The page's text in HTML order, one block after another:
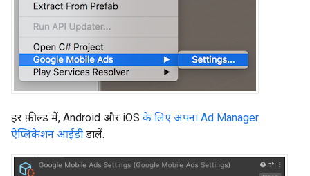
हर फ़ील्ड में, Android और iOS के लिए अपना Ad Manager
ऐप्लिकेशन आईडी डालें.